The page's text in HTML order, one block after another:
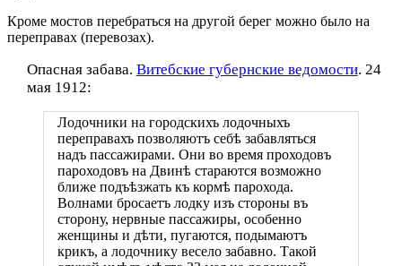
Кроме мостов перебраться на другой берег можно было на
переправах (перевозах).
Опасная забава. Витебские губернские ведомости. 24
мая 1912:
Лодочники на городскихъ лодочныхъ
переправахъ позволяютъ себѣ забавляться
надъ пассажирами. ​Они​ во время проходовъ
пароходовъ на Двинѣ стараются возможно
ближе подъѣзжать къ кормѣ парохода.
Волнами бросаетъ лодку изъ стороны въ
сторону, нервные пассажиры, особенно
женщины и дѣти, пугаются, подымаютъ
крикъ, а лодочнику весело забавно. Такой